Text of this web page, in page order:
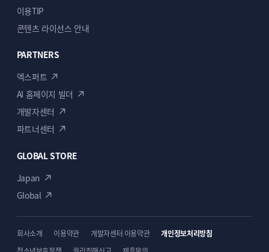
이용TIP
콘텐츠 라이선스 안내
PARTNERS
엑스퍼트
AI 홈페이지 빌더
개발자센터
파트너센터
GLOBAL STORE
Japan
Global
회사소개 이용약관 개발자센터 이용약관
개인정보처리방침